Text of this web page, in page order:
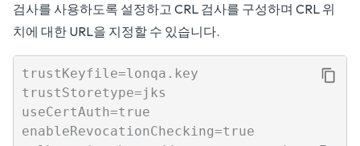
검사를 사용하도록 설정하고 CRL 검사를 구성하며 CRL 위
치에 대한 URL을 지정할 수 있습니다.
trustKeyfile=lonqa.key
trustStoretype=jks
useCertAuth=true
enableRevocationChecking=true